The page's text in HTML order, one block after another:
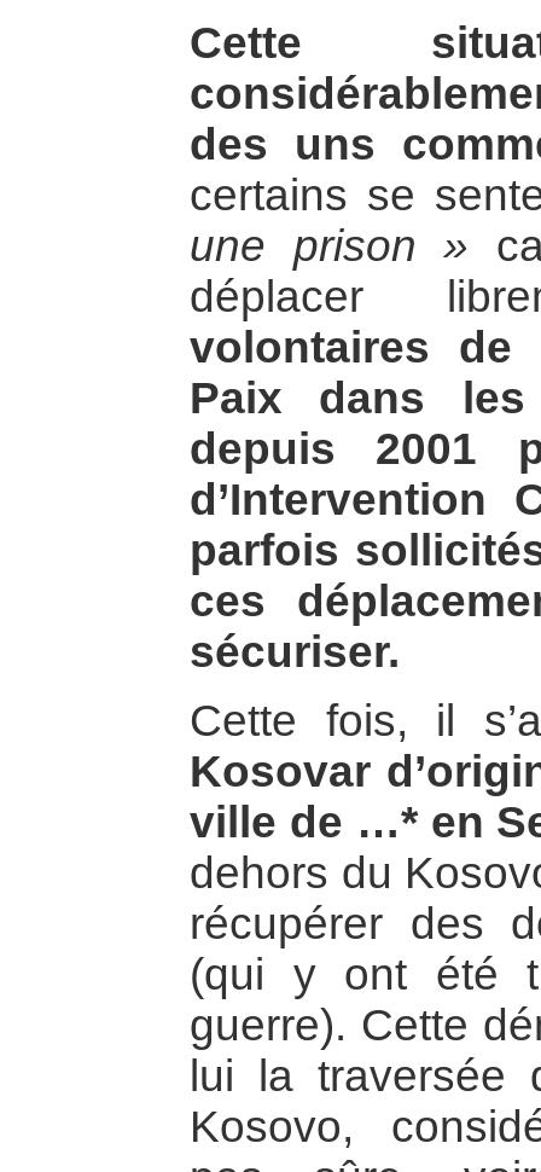
Cette
des uns
certains se
une prison »
déplacer
volontaires
Paix dans les
depuis 2001
d’Intervention
parfois
ces
sécuriser.
Cette fois, il
Kosovar
ville de …* en
dehors du
récupérer des
(qui y ont été
guerre). Cette
lui la traversée
Kosovo,